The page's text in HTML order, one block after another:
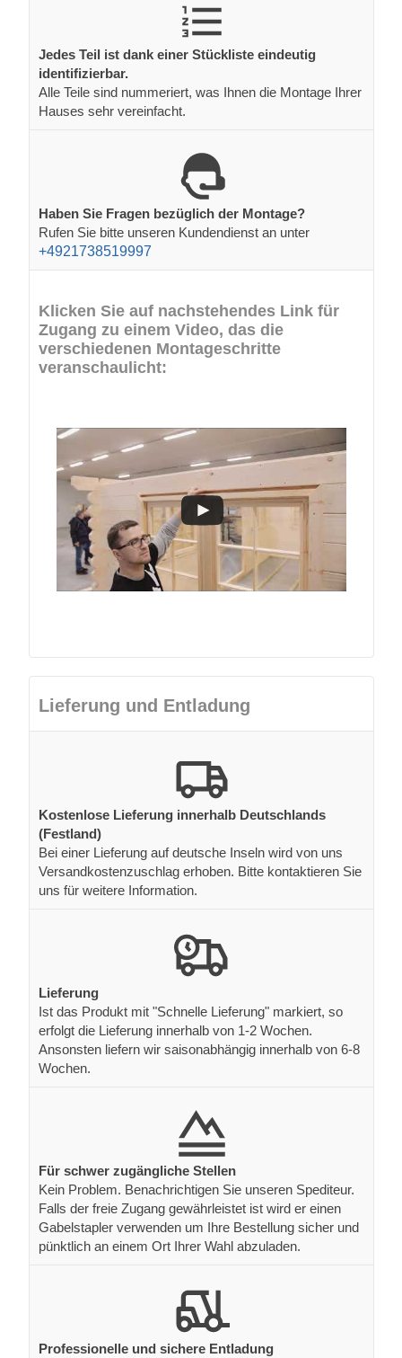
Jedes Teil ist dank einer Stückliste eindeutig
identifizierbar.
Alle Teile sind nummeriert, was Ihnen die Montage Ihrer
Hauses sehr vereinfacht.
Haben Sie Fragen bezüglich der Montage?
Rufen Sie bitte unseren Kundendienst an unter
+4921738519997
Klicken Sie auf nachstehendes Link für
Zugang zu einem Video, das die
verschiedenen Montageschritte
veranschaulicht:
Lieferung und Entladung
Kostenlose Lieferung innerhalb Deutschlands
(Festland)
Bei einer Lieferung auf deutsche Inseln wird von uns
Versandkostenzuschlag erhoben. Bitte kontaktieren Sie
uns für weitere Information.
Lieferung
Ist das Produkt mit "Schnelle Lieferung" markiert, so
erfolgt die Lieferung innerhalb von 1-2 Wochen.
Ansonsten liefern wir saisonabhängig innerhalb von 6-8
Wochen.
Für schwer zugängliche Stellen
Kein Problem. Benachrichtigen Sie unseren Spediteur.
Falls der freie Zugang gewährleistet ist wird er einen
Gabelstapler verwenden um Ihre Bestellung sicher und
pünktlich an einem Ort Ihrer Wahl abzuladen.
Professionelle und sichere Entladung